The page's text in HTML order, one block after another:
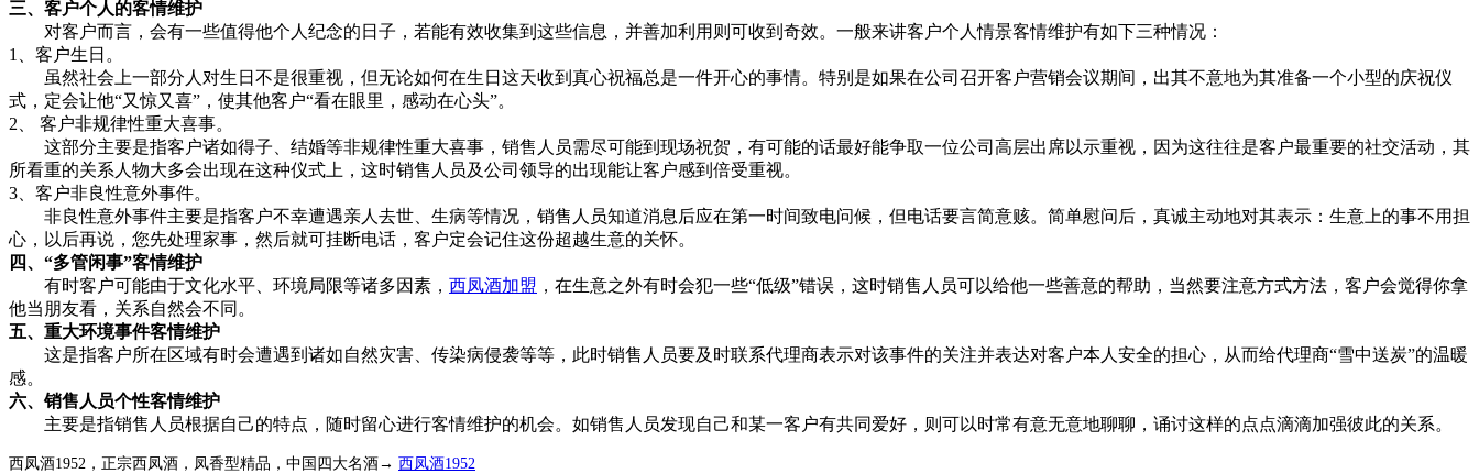
三、客户个人的客情维护
对客户而言，会有一些值得他个人纪念的日子，若能有效收集到这些信息，并善加利用则可收到奇效。一般来讲客户个人情景客情维护有如下三种情况：
1、客户生日。
虽然社会上一部分人对生日不是很重视，但无论如何在生日这天收到真心祝福总是一件开心的事情。特别是如果在公司召开客户营销会议期间，出其不意地为其准备一个小型的庆祝仪
式，定会让他“又惊又喜”，使其他客户“看在眼里，感动在心头”。
2、 客户非规律性重大喜事。
这部分主要是指客户诸如得子、结婚等非规律性重大喜事，销售人员需尽可能到现场祝贺，有可能的话最好能争取一位公司高层出席以示重视，因为这往往是客户最重要的社交活动，其
所看重的关系人物大多会出现在这种仪式上，这时销售人员及公司领导的出现能让客户感到倍受重视。
3、客户非良性意外事件。
非良性意外事件主要是指客户不幸遭遇亲人去世、生病等情况，销售人员知道消息后应在第一时间致电问候，但电话要言简意赅。简单慰问后，真诚主动地对其表示：生意上的事不用担
心，以后再说，您先处理家事，然后就可挂断电话，客户定会记住这份超越生意的关怀。
四、“多管闲事”客情维护
有时客户可能由于文化水平、环境局限等诸多因素， 西凤酒加盟 ，在生意之外有时会犯一些“低级”错误，这时销售人员可以给他一些善意的帮助，当然要注意方式方法，客户会觉得你拿
他当朋友看，关系自然会不同。
五、重大环境事件客情维护
这是指客户所在区域有时会遭遇到诸如自然灾害、传染病侵袭等等，此时销售人员要及时联系代理商表示对该事件的关注并表达对客户本人安全的担心，从而给代理商“雪中送炭”的温暖
感。
六、销售人员个性客情维护
主要是指销售人员根据自己的特点，随时留心进行客情维护的机会。如销售人员发现自己和某一客户有共同爱好，则可以时常有意无意地聊聊，诵讨这样的点点滴滴加强彼此的关系。
西凤酒1952，正宗西凤酒，凤香型精品，中国四大名酒→ 西凤酒1952